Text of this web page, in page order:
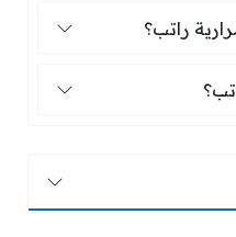
راتب؟ راتب؟
راتب؟